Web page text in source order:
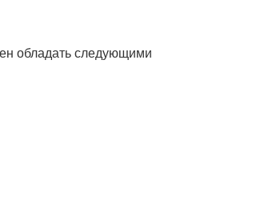
обладать следующими